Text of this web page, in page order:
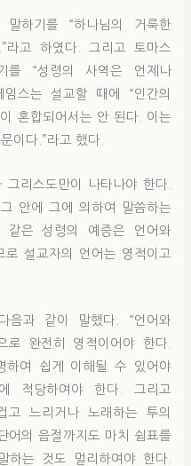
하기를 “하나님의 거룩한
라고 하였다. 그리고 토마스
를 “성령의 사역은 언제나
스는 설교할 때에 “인간의
혼합되어서는 안 된다. 이는
이다.”라고 했다.
리스도만이 나타나야 한다.
안에 그에 의하여 말씀하는
은 성령의 예증은 언어와
설교자의 언어는 영적이고
음과 같이 말했다. “언어와
로 완전히 영적이어야 한다.
하여 쉽게 이해될 수 있어야
적당하여야 한다. 그리고
고 느리거나 노래하는 투의
어의 음절까지도 마치 쉼표를
는 것도 멀리하여야 한다.